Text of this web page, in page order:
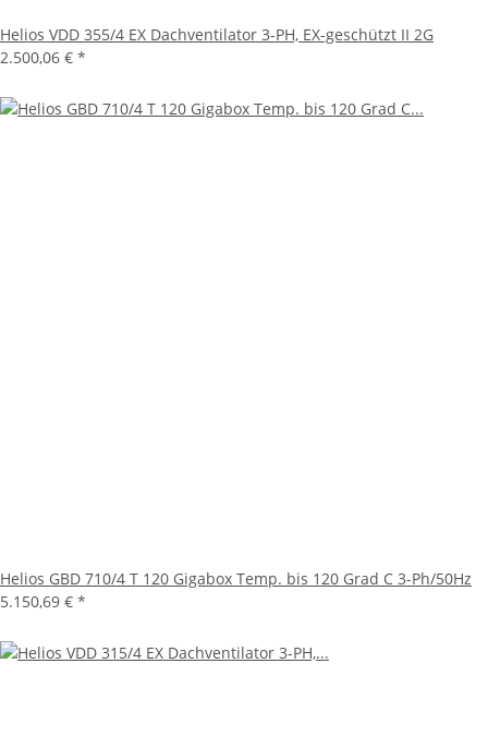
Helios VDD 355/4 EX Dachventilator 3-PH, EX-geschützt II 2G
2.500,06 € *
Helios GBD 710/4 T 120 Gigabox Temp. bis 120 Grad C 3-Ph/50Hz
5.150,69 € *